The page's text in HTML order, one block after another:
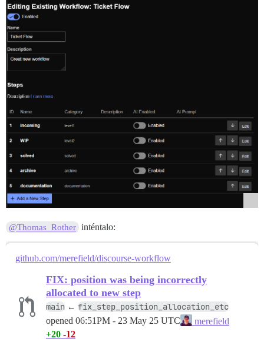
@Thomas_Rother inténtalo:
github.com/merefield/discourse-workflow
FIX: position was being incorrectly
allocated to new step
main ← fix_step_position_allocation_etc
opened 06:51PM - 23 May 25 UTC
merefield
+20 -12